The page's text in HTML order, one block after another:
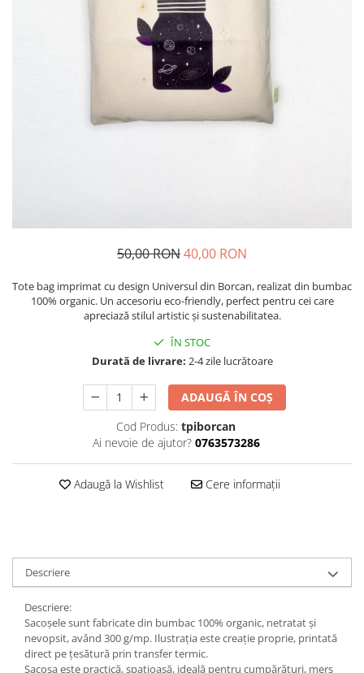
50,00 RON40,00 RON
Tote bag imprimat cu design Universul din Borcan, realizat din bumbac
100% organic. Un accesoriu eco-friendly, perfect pentru cei care
apreciază stilul artistic și sustenabilitatea.
ÎN STOC
Durată de livrare: 2-4 zile lucrătoare
ADAUGĂ ÎN COȘ
Cod Produs: tpiborcan
Ai nevoie de ajutor? 0763573286
Adaugă la Wishlist Cere informații
Descriere
Descriere:
Sacoșele sunt fabricate din bumbac 100% organic, netratat și
nevopsit, având 300 g/mp. Ilustrația este creație proprie, printată
direct pe țesătură prin transfer termic.
Sacoșa este practică, spațioasă, ideală pentru cumpărături, mers